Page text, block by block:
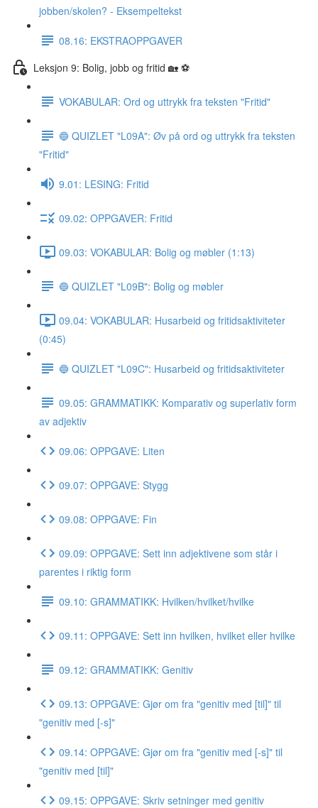
jobben/skolen? - Eksempeltekst
08.16: EKSTRAOPPGAVER
Leksjon 9: Bolig, jobb og fritid 🏡 ⚽️
VOKABULAR: Ord og uttrykk fra teksten "Fritid"
🔵 QUIZLET "L09A": Øv på ord og uttrykk fra teksten
"Fritid"
9.01: LESING: Fritid
09.02: OPPGAVER: Fritid
09.03: VOKABULAR: Bolig og møbler (1:13)
🔵 QUIZLET "L09B": Bolig og møbler
09.04: VOKABULAR: Husarbeid og fritidsaktiviteter
(0:45)
🔵 QUIZLET "L09C": Husarbeid og fritidsaktiviteter
09.05: GRAMMATIKK: Komparativ og superlativ form
av adjektiv
09.06: OPPGAVE: Liten
09.07: OPPGAVE: Stygg
09.08: OPPGAVE: Fin
09.09: OPPGAVE: Sett inn adjektivene som står i
parentes i riktig form
09.10: GRAMMATIKK: Hvilken/hvilket/hvilke
09.11: OPPGAVE: Sett inn hvilken, hvilket eller hvilke
09.12: GRAMMATIKK: Genitiv
09.13: OPPGAVE: Gjør om fra "genitiv med [til]" til
"genitiv med [-s]"
09.14: OPPGAVE: Gjør om fra "genitiv med [-s]" til
"genitiv med [til]"
09.15: OPPGAVE: Skriv setninger med genitiv